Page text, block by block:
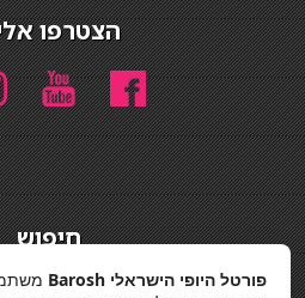
הצטרפו
חיפוש
פורטל היופי הישראלי Barosh